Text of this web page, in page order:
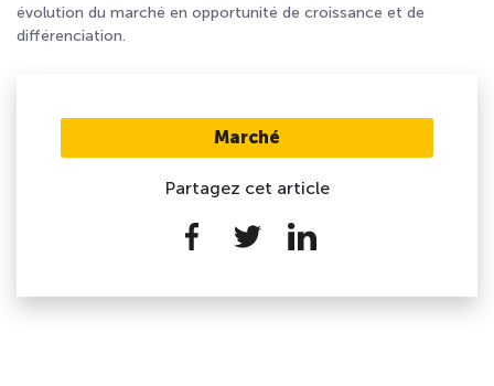
Marché
Partagez cet article
évolution du marché en opportunité de croissance et de
différenciation.